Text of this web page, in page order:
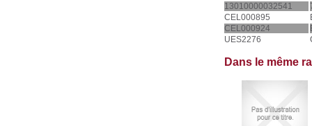
13010000032541
CEL000895
CEL000924
UES2276
Dans le même